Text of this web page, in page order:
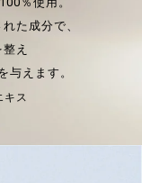
た成分で、
え
与えます。
ス